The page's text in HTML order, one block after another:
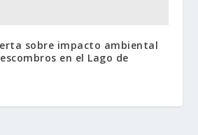
sobre impacto ambiental
en el Lago de